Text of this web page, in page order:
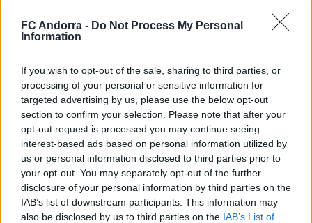
FC Andorra - Do Not Process My Personal
Information
If you wish to opt-out of the sale, sharing to third parties, or
processing of your personal or sensitive information for
targeted advertising by us, please use the below opt-out
section to confirm your selection. Please note that after your
opt-out request is processed you may continue seeing
interest-based ads based on personal information utilized by
us or personal information disclosed to third parties prior to
your opt-out. You may separately opt-out of the further
disclosure of your personal information by third parties on the
IAB’s list of downstream participants. This information may
also be disclosed by us to third parties on the IAB’s List of
Desde el Andorra se quiere destacar que el apoyo empresarial
es un pilar fundamental para la sostenibilidad y el éxito del
club. "Esta es una manera de agradecer la confianza de
quiere representar a Andorra con orgullo y hacerlo de la mano
de nuestras empresas es la mejor garantía de futuro", se
transmitió durante la cena.
El evento reafirma el compromiso del club de seguir creciendo
conjuntamente con los activos económicos del Principado,
creando sinergias que van más allá del terreno de juego.
#SomTricolors
Noticias relacionadas